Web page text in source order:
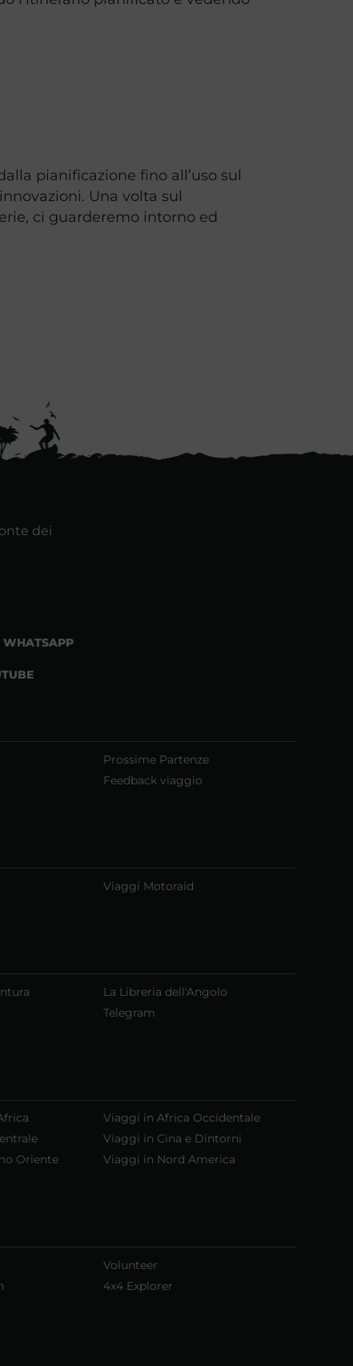
pianificazione fino all’uso sul
Una volta sul
ci guarderemo intorno ed
dei
WHATSAPP
Prossime Partenze
Feedback viaggio
Viaggi Motoraid
La Libreria dell'Angolo
Telegram
Viaggi in Africa Occidentale
Viaggi in Cina e Dintorni
Oriente
Viaggi in Nord America
Volunteer
4x4 Explorer